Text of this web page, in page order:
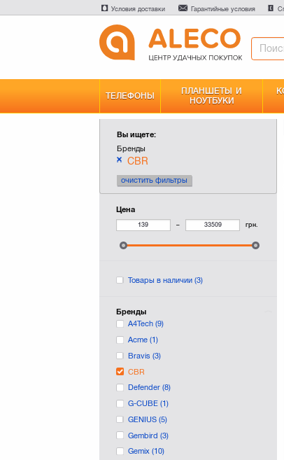
Условия доставки Гарантийные условия
ТЕЛЕФОНЫ
ПЛАНШЕТЫ И
НОУТБУКИ
Вы ищете:
Бренды
CBR
очистить фильтры
Цена
– грн.
Товары в наличии(3)
Бренды
A4Tech(9)
Acme(1)
Bravis(3)
CBR
Defender(8)
G-CUBE(1)
GENIUS(5)
Gembird(3)
Gemix(10)